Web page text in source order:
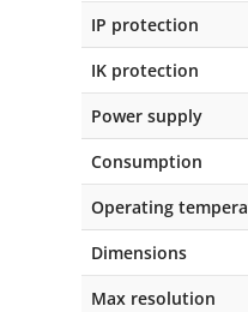
IP protection
IK protection
Power supply
Consumption
Operating
Dimensions
Max resolution